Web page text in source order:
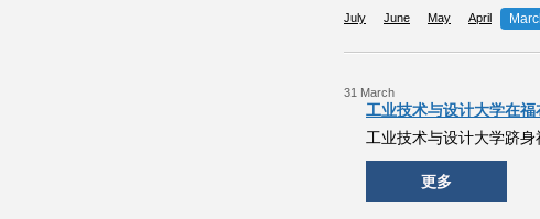
July June May April
31 March
工业技术与设计大学在
工业技术与设计大学跻
更多